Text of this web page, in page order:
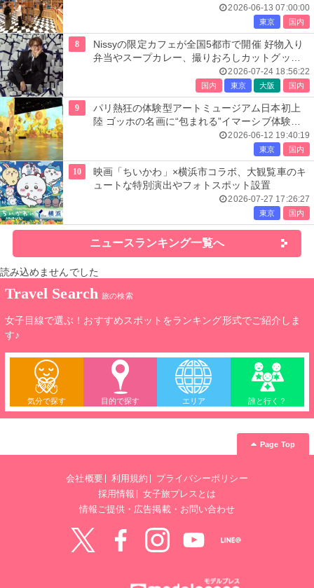
2026-06-13 07:00:00
東京 国内
8
Nissyの限定カフェが全国5都市で開催 好物入り
弁当やスープカレー、撮りおろしカットグッズ
2026-07-24 18:56:22
国内 東京 大阪 国内
9
パリ熱狂の体験型アートミュージアム日本初上
陸 ゴッホの名画に“包まれる”イマーシブ体験＜
レーヴ・デ・リュミエール＞
2026-06-12 19:40:19
東京 国内
10
映画「ちいかわ」×横浜市コラボ、大観覧車のキ
ュートな特別演出やフォトスポット設置
2026-07-27 17:26:27
東京 国内
ニュースランキング一覧へ
読み込めませんでした
Travel Search 旅の検索
女子目線で選ぶ！おすすめスポットをランキング形式でご紹介しま
す♪
気分で探す 目的で探す エリア 誰と行く？
Page Top
会社概要 利用規約
プライバシーポリシー
採用情報
女子旅プレスとは
情報ご提供・広告掲載・お問い合わせ